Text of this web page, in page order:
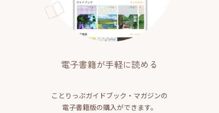
電子書籍が手軽に読める
ことりっぷガイドブック・マガジンの
電子書籍版の購入ができます。